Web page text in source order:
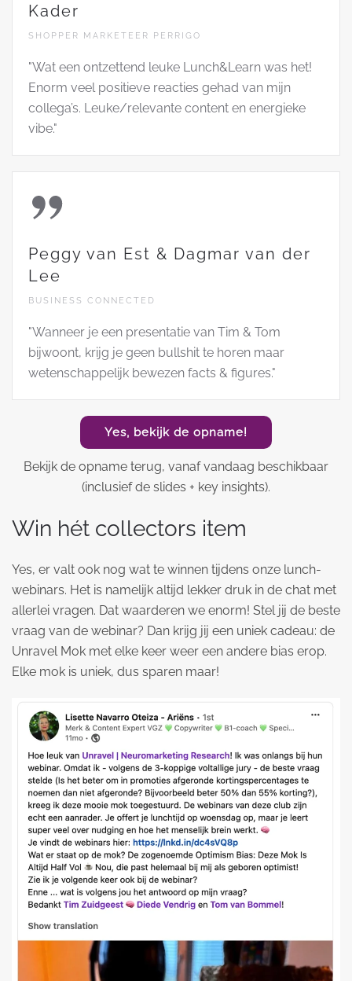
Kader
SHOPPER MARKETEER PERRIGO
"Wat een ontzettend leuke Lunch&Learn was het!
Enorm veel positieve reacties gehad van mijn
collega’s. Leuke/relevante content en energieke
vibe."
Peggy van Est & Dagmar van der
Lee
BUSINESS CONNECTED
"Wanneer je een presentatie van Tim & Tom
bijwoont, krijg je geen bullshit te horen maar
wetenschappelijk bewezen facts & figures."
Yes, bekijk de opname!
Bekijk de opname terug, vanaf vandaag beschikbaar
(inclusief de slides + key insights).
Win hét collectors item
Yes, er valt ook nog wat te winnen tijdens onze lunch-
webinars. Het is namelijk altijd lekker druk in de chat met
allerlei vragen. Dat waarderen we enorm! Stel jij de beste
vraag van de webinar? Dan krijg jij een uniek cadeau: de
Unravel Mok met elke keer weer een andere bias erop.
Elke mok is uniek, dus sparen maar!